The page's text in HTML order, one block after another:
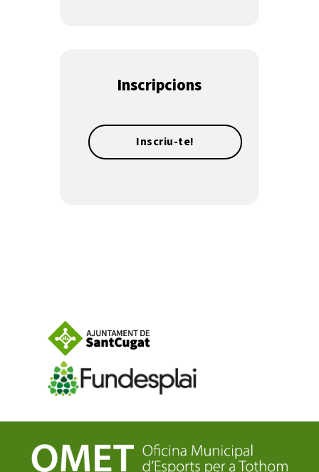
Inscripcions
Inscriu-te!